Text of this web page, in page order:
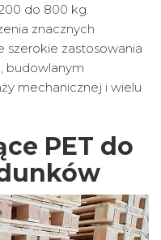
do 800 kg.
znacznych
szerokie zastosowania
budowlanym
mechanicznej i wielu
PET do